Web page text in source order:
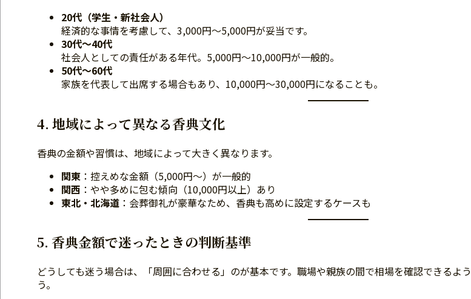
20代（学生・新社会人）
経済的な事情を考慮して、3,000円〜5,000円が妥当です。
30代〜40代
社会人としての責任がある年代。5,000円〜10,000円が一般的。
50代〜60代
家族を代表して出席する場合もあり、10,000円〜30,000円になることも。
4. 地域によって異なる香典文化
香典の金額や習慣は、地域によって大きく異なります。
関東 ：控えめな金額（5,000円～）が一般的
関西 ：やや多めに包む傾向（10,000円以上）あり
東北・北海道 ：会葬御礼が豪華なため、香典も高めに設定するケースも
5. 香典金額で迷ったときの判断基準
どうしても迷う場合は、「周囲に合わせる」のが基本です。職場や親族の間で相場を確認できるよ
う。